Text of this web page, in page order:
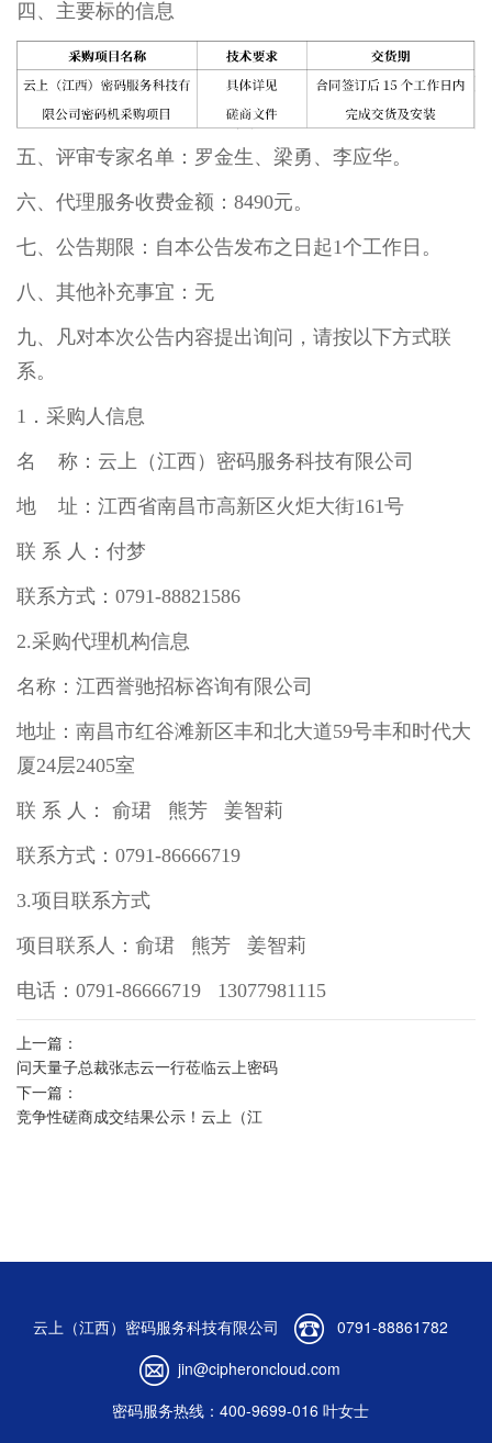
四、主要标的信息
五、评审专家名单：罗金生、梁勇、李应华。
六、代理服务收费金额：8490元。
七、公告期限：自本公告发布之日起1个工作日。
八、其他补充事宜：无
九、凡对本次公告内容提出询问，请按以下方式联
系。
1．采购人信息
名 称：云上（江西）密码服务科技有限公司
地 址：江西省南昌市高新区火炬大街161号
联 系 人：付梦
联系方式：0791-88821586
2.采购代理机构信息
名称：江西誉驰招标咨询有限公司
地址：南昌市红谷滩新区丰和北大道59号丰和时代大
厦24层2405室
联 系 人： 俞珺 熊芳 姜智莉
联系方式：0791-86666719
3.项目联系方式
项目联系人：俞珺 熊芳 姜智莉
电话：0791-86666719 13077981115
上一篇：
问天量子总裁张志云一行莅临云上密码
交流
下一篇：
竞争性磋商成交结果公示！云上（江
云上（江西）密码服务科技有限公司
0791-88861782
jin@cipheroncloud.com
密码服务热线：400-9699-016 叶女士